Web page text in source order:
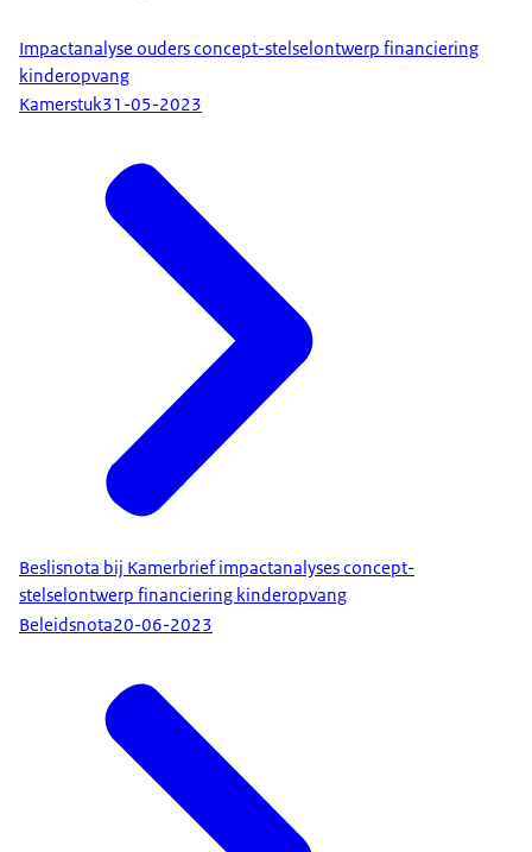
Impactanalyse ouders concept-stelselontwerp financiering
kinderopvang
Kamerstuk31-05-2023
Beslisnota bij Kamerbrief impactanalyses concept-
stelselontwerp financiering kinderopvang
Beleidsnota20-06-2023